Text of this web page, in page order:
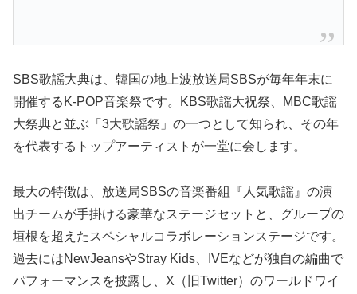
SBS歌謡大典は、韓国の地上波放送局SBSが毎年年末に
開催するK-POP音楽祭です。KBS歌謡大祝祭、MBC歌謡
大祭典と並ぶ「3大歌謡祭」の一つとして知られ、その年
を代表するトップアーティストが一堂に会します。
最大の特徴は、放送局SBSの音楽番組『人気歌謡』の演
出チームが手掛ける豪華なステージセットと、グループの
垣根を超えたスペシャルコラボレーションステージです。
過去にはNewJeansやStray Kids、IVEなどが独自の編曲で
パフォーマンスを披露し、X（旧Twitter）のワールドワイ